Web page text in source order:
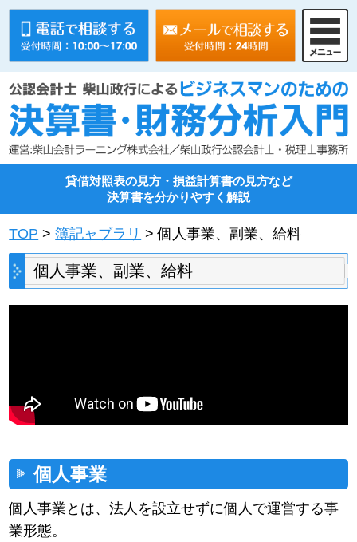
貸借対照表の見方・損益計算書の見方など
決算書を分かりやすく解説
TOP >簿記ャブラリ > 個人事業、副業、給料
個人事業、副業、給料
個人事業
個人事業とは、法人を設立せずに個人で運営する事
業形態。